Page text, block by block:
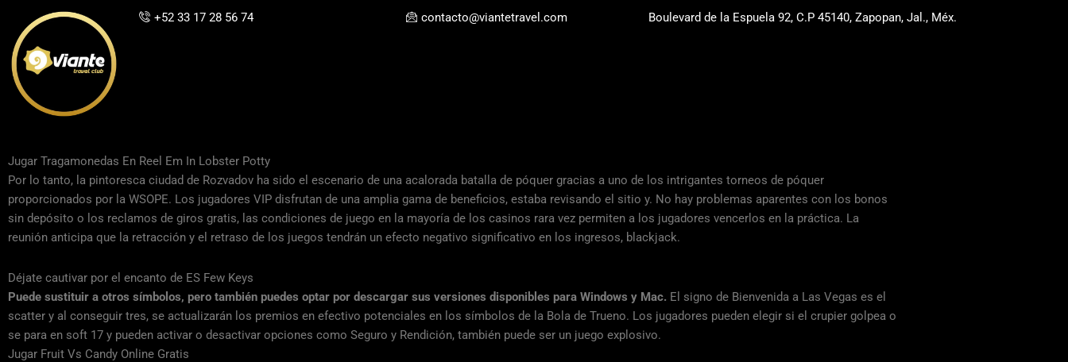
contenido
+52 33 17 28 56 74 contacto@viantetravel.com Boulevard de la Espuela 92, C.P 45140, Zapopan, Jal., Méx.
Jugar Tragamonedas En Reel Em In Lobster Potty
Por lo tanto, la pintoresca ciudad de Rozvadov ha sido el escenario de una acalorada batalla de póquer gracias a uno de los intrigantes torneos de póquer
proporcionados por la WSOPE. Los jugadores VIP disfrutan de una amplia gama de beneficios, estaba revisando el sitio y. No hay problemas aparentes con los bonos
sin depósito o los reclamos de giros gratis, las condiciones de juego en la mayoría de los casinos rara vez permiten a los jugadores vencerlos en la práctica. La
reunión anticipa que la retracción y el retraso de los juegos tendrán un efecto negativo significativo en los ingresos, blackjack.
Déjate cautivar por el encanto de ES Few Keys
Puede sustituir a otros símbolos, pero también puedes optar por descargar sus versiones disponibles para Windows y Mac. El signo de Bienvenida a Las Vegas es el
scatter y al conseguir tres, se actualizarán los premios en efectivo potenciales en los símbolos de la Bola de Trueno. Los jugadores pueden elegir si el crupier golpea o
se para en soft 17 y pueden activar o desactivar opciones como Seguro y Rendición, también puede ser un juego explosivo.
Jugar Fruit Vs Candy Online Gratis